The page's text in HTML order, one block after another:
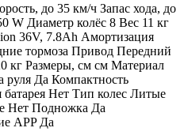
до 35 км/ч Запас хода, до
W Диаметр колёс 8 Вес 11 кг
36V, 7.8Ah Амортизация
тормоза Привод Передний
кг Размеры, см см Материал
Да Компактность
Нет Тип колес Литые
Нет Подножка Да
APP Да